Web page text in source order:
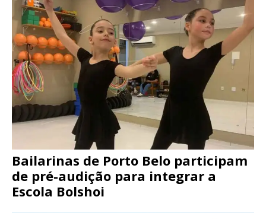
Bailarinas de Porto Belo participam
de pré-audição para integrar a
Escola Bolshoi